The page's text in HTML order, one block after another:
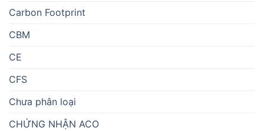
Carbon Footprint
CBM
CE
CFS
Chưa phân loại
CHỨNG NHẬN ACO